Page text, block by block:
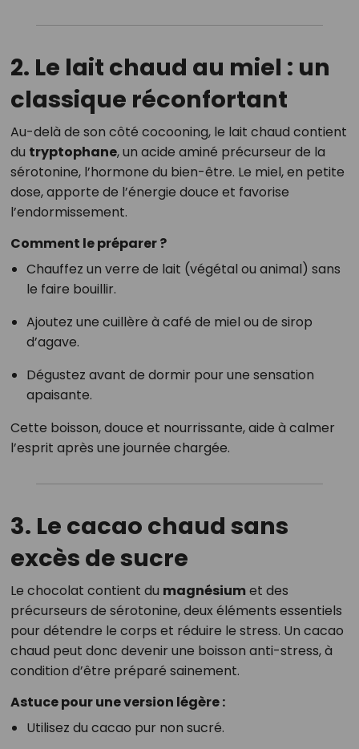
2. Le lait chaud au miel : un
classique réconfortant
Au-delà de son côté cocooning, le lait chaud contient
du tryptophane, un acide aminé précurseur de la
sérotonine, l’hormone du bien-être. Le miel, en petite
dose, apporte de l’énergie douce et favorise
l’endormissement.
Comment le préparer ?
Chauffez un verre de lait (végétal ou animal) sans
le faire bouillir.
Ajoutez une cuillère à café de miel ou de sirop
d’agave.
Dégustez avant de dormir pour une sensation
apaisante.
Cette boisson, douce et nourrissante, aide à calmer
l’esprit après une journée chargée.
3. Le cacao chaud sans
excès de sucre
Le chocolat contient du magnésiumet des
précurseurs de sérotonine, deux éléments essentiels
pour détendre le corps et réduire le stress. Un cacao
chaud peut donc devenir une boisson anti-stress, à
condition d’être préparé sainement.
Astuce pour une version légère :
Utilisez du cacao pur non sucré.